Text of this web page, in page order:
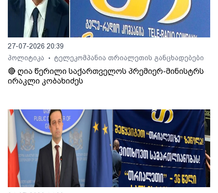
27-07-2026 20:39
პოლიტიკა
• ტელეკომპანია თრიალეთის განცხადებები
🔴 ღია წერილი საქართველოს პრემიერ-მინისტრს
ირაკლი კობახიძეს